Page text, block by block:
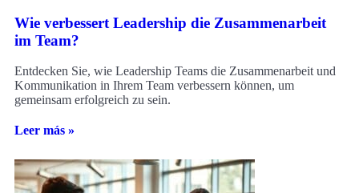
Wie verbessert Leadership die Zusammenarbeit
im Team?
Entdecken Sie, wie Leadership Teams die Zusammenarbeit und
Kommunikation in Ihrem Team verbessern können, um
gemeinsam erfolgreich zu sein.
Leer más »